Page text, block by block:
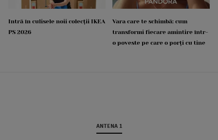
Intră în culisele noii colecții IKEA
PS 2026
Vara care te schimbă: cum
transformi fiecare amintire într-
o poveste pe care o porți cu tine
ANTENA 1